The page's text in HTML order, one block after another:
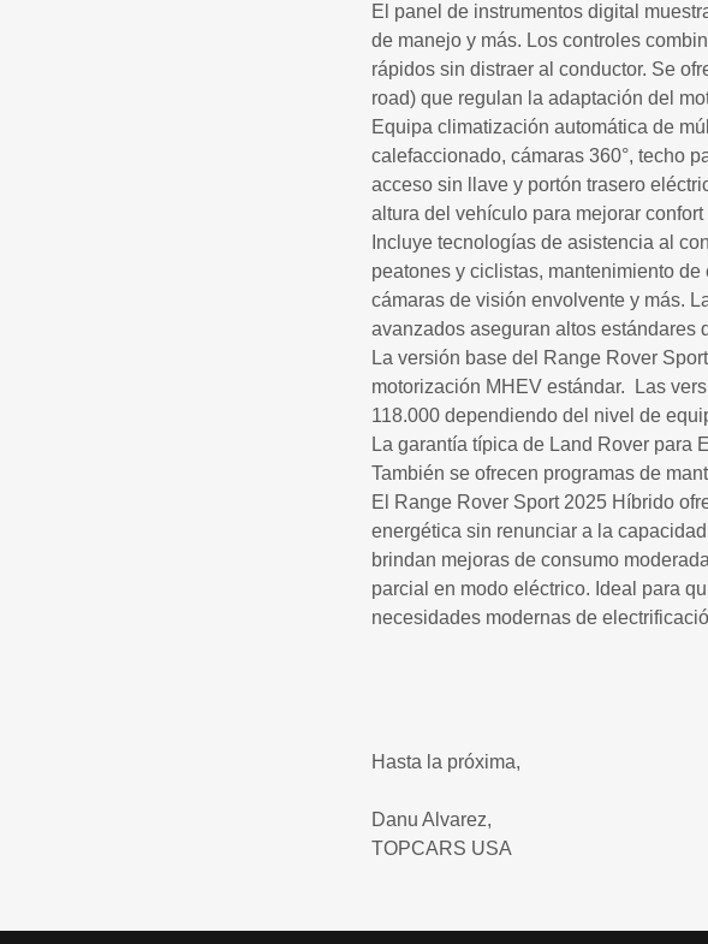
El panel de instrumentos digital
de manejo y más. Los controles
rápidos sin distraer al conductor. Se
road) que regulan la adaptación del
Equipa climatización automática de
calefaccionado, cámaras 360°, techo
acceso sin llave y portón trasero
altura del vehículo para mejorar
Incluye tecnologías de asistencia al
peatones y ciclistas, mantenimiento
cámaras de visión envolvente y más.
avanzados aseguran altos estándares
La versión base del Range Rover
motorización MHEV estándar. Las
118.000 dependiendo del nivel de
La garantía típica de Land Rover para
También se ofrecen programas de
El Range Rover Sport 2025 Híbrido
energética sin renunciar a la
brindan mejoras de consumo
parcial en modo eléctrico. Ideal para
necesidades modernas de
Hasta la próxima,
Danu Alvarez,
TOPCARS USA